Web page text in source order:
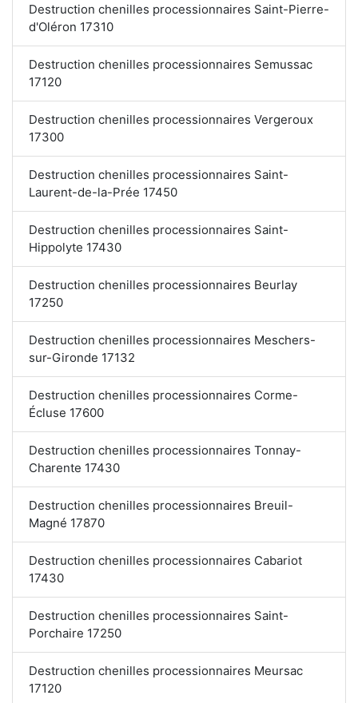
Destruction chenilles processionnaires Saint-Pierre-
d'Oléron 17310
Destruction chenilles processionnaires Semussac
17120
Destruction chenilles processionnaires Vergeroux
17300
Destruction chenilles processionnaires Saint-
Laurent-de-la-Prée 17450
Destruction chenilles processionnaires Saint-
Hippolyte 17430
Destruction chenilles processionnaires Beurlay
17250
Destruction chenilles processionnaires Meschers-
sur-Gironde 17132
Destruction chenilles processionnaires Corme-
Écluse 17600
Destruction chenilles processionnaires Tonnay-
Charente 17430
Destruction chenilles processionnaires Breuil-
Magné 17870
Destruction chenilles processionnaires Cabariot
17430
Destruction chenilles processionnaires Saint-
Porchaire 17250
Destruction chenilles processionnaires Meursac
17120